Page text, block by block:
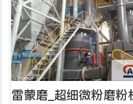
雷蒙磨_超细微粉磨粉